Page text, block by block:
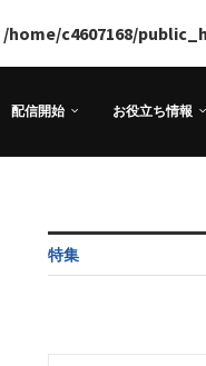
/home/c4607168/
配信開始 お役立ち情報
特集